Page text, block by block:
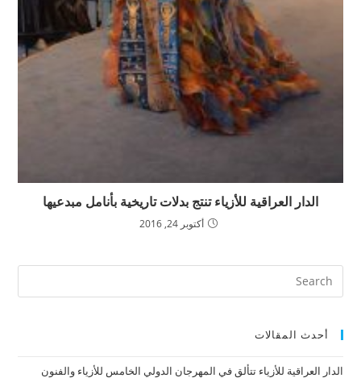
الدار العراقية للأزياء تنتج بدلات تاريخية بأنامل مبدعيها
أكتوبر 24, 2016
أحدث المقالات
الدار العراقية للأزياء تتألق في المهرجان الدولي الخامس للأزياء والفنون